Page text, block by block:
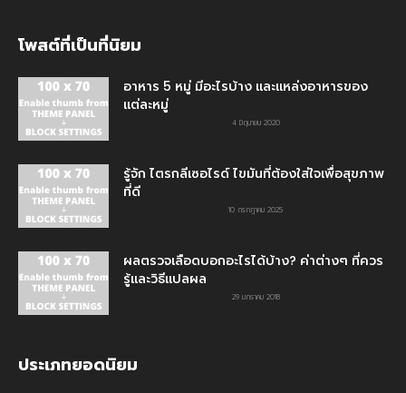
โพสต์ที่เป็นที่นิยม
อาหาร 5 หมู่ มีอะไรบ้าง และแหล่งอาหารของ
แต่ละหมู่
4 มิถุนายน 2020
รู้จัก ไตรกลีเซอไรด์ ไขมันที่ต้องใส่ใจเพื่อสุขภาพ
ที่ดี
10 กรกฎาคม 2025
ผลตรวจเลือดบอกอะไรได้บ้าง? ค่าต่างๆ ที่ควร
รู้และวิธีแปลผล
29 มกราคม 2018
ประเภทยอดนิยม